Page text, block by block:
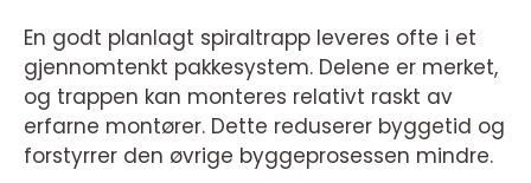
En godt planlagt spiraltrapp leveres ofte i et
gjennomtenkt pakkesystem. Delene er merket,
og trappen kan monteres relativt raskt av
erfarne montører. Dette reduserer byggetid og
forstyrrer den øvrige byggeprosessen mindre.